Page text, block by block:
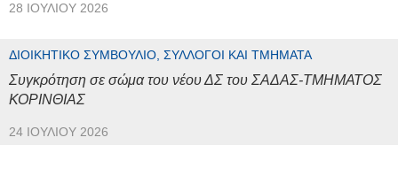
28 ΙΟΥΛΊΟΥ 2026
ΔΙΟΙΚΗΤΙΚΌ ΣΥΜΒΟΎΛΙΟ, ΣΎΛΛΟΓΟΙ ΚΑΙ ΤΜΉΜΑΤΑ
Συγκρότηση σε σώμα του νέου ΔΣ του ΣΑΔΑΣ-ΤΜΗΜΑΤΟΣ
ΚΟΡΙΝΘΙΑΣ
24 ΙΟΥΛΊΟΥ 2026